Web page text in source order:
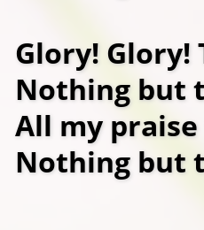
Glory! Glory!
Nothing but
All my
Nothing but